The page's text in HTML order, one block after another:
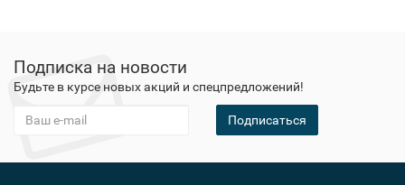
Подписка на новости
Будьте в курсе новых акций и спецпредложений!
Подписаться